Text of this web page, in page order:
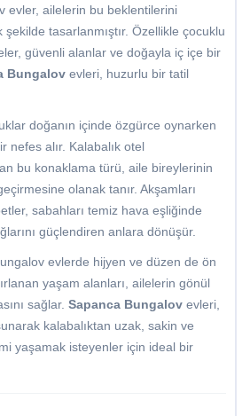
evler, ailelerin bu beklentilerini
şekilde tasarlanmıştır. Özellikle çocuklu
güvenli alanlar ve doğayla iç içe bir
Bungalov evleri, huzurlu bir tatil
doğanın içinde özgürce oynarken
nefes alır. Kalabalık otel
bu konaklama türü, aile bireylerinin
olanak tanır. Akşamları
sabahları temiz hava eşliğinde
güçlendiren anlara dönüşür.
evlerde hijyen ve düzen de ön
yaşam alanları, ailelerin gönül
sağlar. Sapanca Bungalov evleri,
kalabalıktan uzak, sakin ve
yaşamak isteyenler için ideal bir